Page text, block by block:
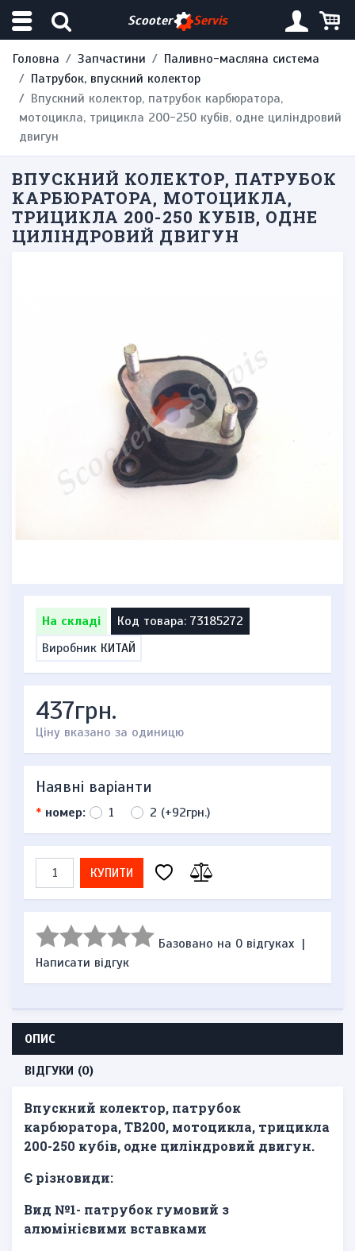
Scooter Servis
Головна Запчастини
Паливно-масляна система
Патрубок, впускний колектор
Впускний колектор, патрубок карбюратора,
мотоцикла, трицикла 200-250 кубів, одне циліндровий
двигун
ВПУСКНИЙ КОЛЕКТОР, ПАТРУБОК
КАРБЮРАТОРА, МОТОЦИКЛА,
ТРИЦИКЛА 200-250 КУБІВ, ОДНЕ
ЦИЛІНДРОВИЙ ДВИГУН
На складі
Код товара: 73185272
Виробник КИТАЙ
437грн.
Ціну вказано за одиницю
Наявні варіанти
* номер: 1 2 (+92грн.)
КУПИТИ
Базовано на 0 відгуках |
Написати відгук
ОПИС
ВІДГУКИ (0)
Впускний колектор, патрубок
карбюратора, ТВ200, мотоцикла, трицикла
200-250 кубів, одне циліндровий двигун.
Є різновиди:
Вид №1- патрубок гумовий з
алюмінієвими вставками